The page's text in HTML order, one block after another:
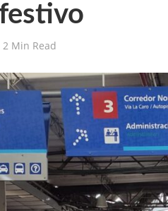
2 Min Read